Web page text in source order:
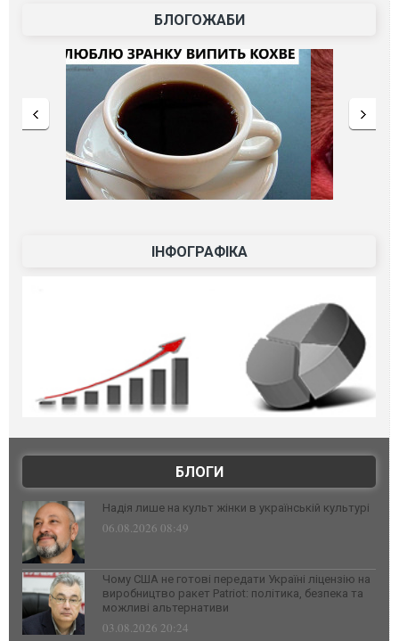
БЛОГОЖАБИ
ІНФОГРАФІКА
БЛОГИ
Надія лише на культ жінки в українській культурі
06.08.2026 08:49
Чому США не готові передати Україні ліцензію на
виробництво ракет Patriot: політика, безпека та
можливі альтернативи
03.08.2026 20:24